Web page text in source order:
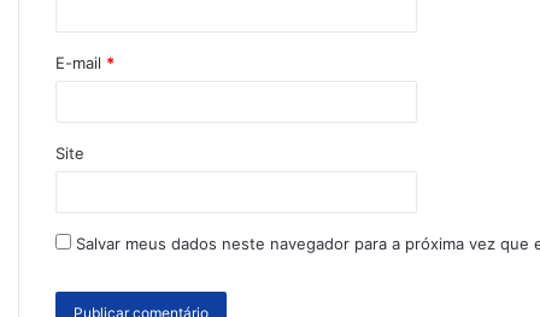
E-mail *
Site
Salvar meus dados neste navegador para a próxima vez que